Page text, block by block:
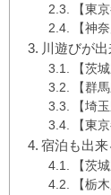
【東
【神
川遊びが
【茨
【群
【埼
【東
宿泊も出
【茨
【栃